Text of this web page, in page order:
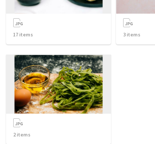
17 items 3 items
2items